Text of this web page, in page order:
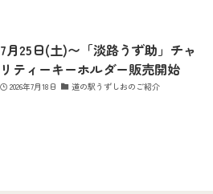
7月25日(土)〜「淡路うず助」チャ
リティーキーホルダー販売開始
2026年7月18日 道の駅うずしおのご紹介